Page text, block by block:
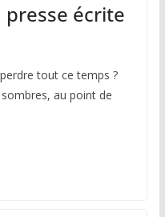
écrite
tout ce temps ?
sombres, au point de